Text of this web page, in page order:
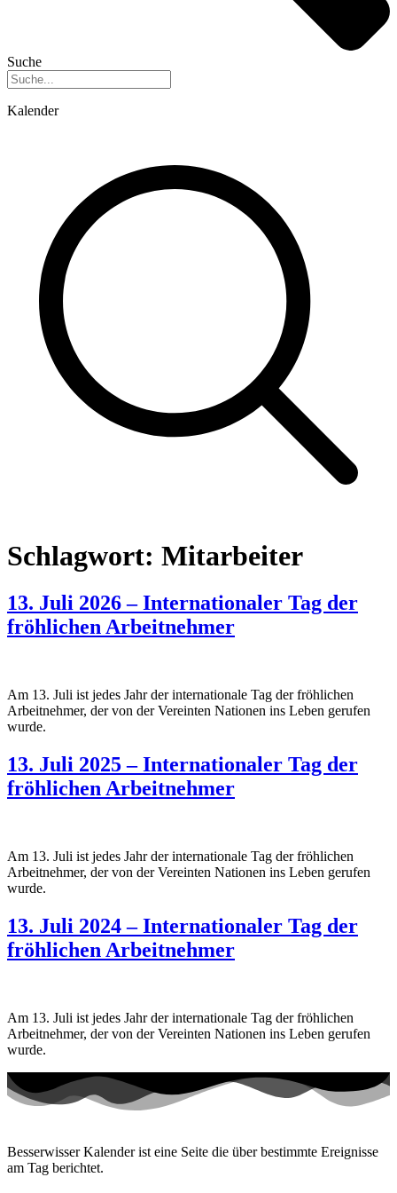
Suche
Kalender
Schlagwort: Mitarbeiter
13. Juli 2026 – Internationaler Tag der
fröhlichen Arbeitnehmer
Am 13. Juli ist jedes Jahr der internationale Tag der fröhlichen
Arbeitnehmer, der von der Vereinten Nationen ins Leben gerufen
wurde.
13. Juli 2025 – Internationaler Tag der
fröhlichen Arbeitnehmer
Am 13. Juli ist jedes Jahr der internationale Tag der fröhlichen
Arbeitnehmer, der von der Vereinten Nationen ins Leben gerufen
wurde.
13. Juli 2024 – Internationaler Tag der
fröhlichen Arbeitnehmer
Am 13. Juli ist jedes Jahr der internationale Tag der fröhlichen
Arbeitnehmer, der von der Vereinten Nationen ins Leben gerufen
wurde.
Besserwisser Kalender ist eine Seite die über bestimmte Ereignisse
am Tag berichtet.